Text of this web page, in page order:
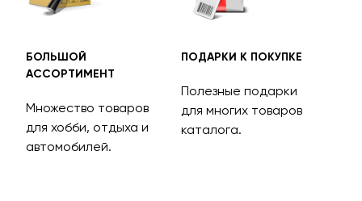
БОЛЬШОЙ
АССОРТИМЕНТ
Множество товаров
для хобби, отдыха и
автомобилей.
ПОДАРКИ К ПОКУПКЕ
Полезные подарки
для многих товаров
каталога.